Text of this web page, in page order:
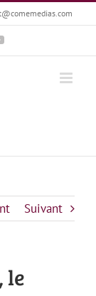
YouTube
Suivant
le